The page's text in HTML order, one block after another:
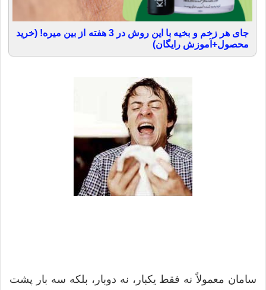
جای هر زخم و بخیه با این روش در 3 هفته از بین میره! (خرید
محصول+آموزش رایگان)
سامان معمولاً نه فقط یکبار، نه دوبار، بلکه سه بار پشت